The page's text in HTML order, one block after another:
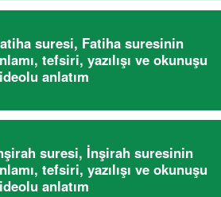
suresi, Fatiha suresinin
tefsiri, yazılışı ve okunuşu
anlatım
suresi, İnşirah suresinin
tefsiri, yazılışı ve okunuşu
anlatım